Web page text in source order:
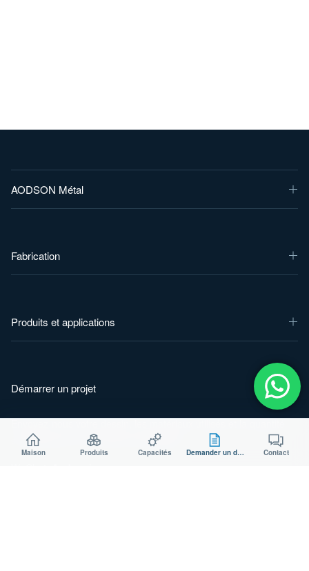
AODSON Métal
Fabrication
Produits et applications
Démarrer un projet
souhaitée pour une étude de faisabilité.
Maison Produits Capacités Demander un devis Contact